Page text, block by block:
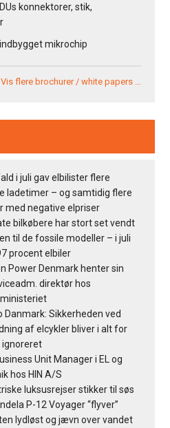
konnektorer, stik,
mikrochip
Vis flere brochurer / white papers …
i juli gav elbilister flere
ladetimer – og samtidig flere
med negative elpriser
bilkøbere har stort set vendt
til de fossile modeller – i juli
procent elbiler
Power Denmark henter sin
direktør hos
Danmark: Sikkerheden ved
af elcykler bliver i alt for
ignoreret
Unit Manager i EL og
hos HIN A/S
luksusrejser stikker til søs
P-12 Voyager “flyver”
lydløst og jævn over vandet